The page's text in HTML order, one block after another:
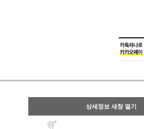
상세정보 새창 열기